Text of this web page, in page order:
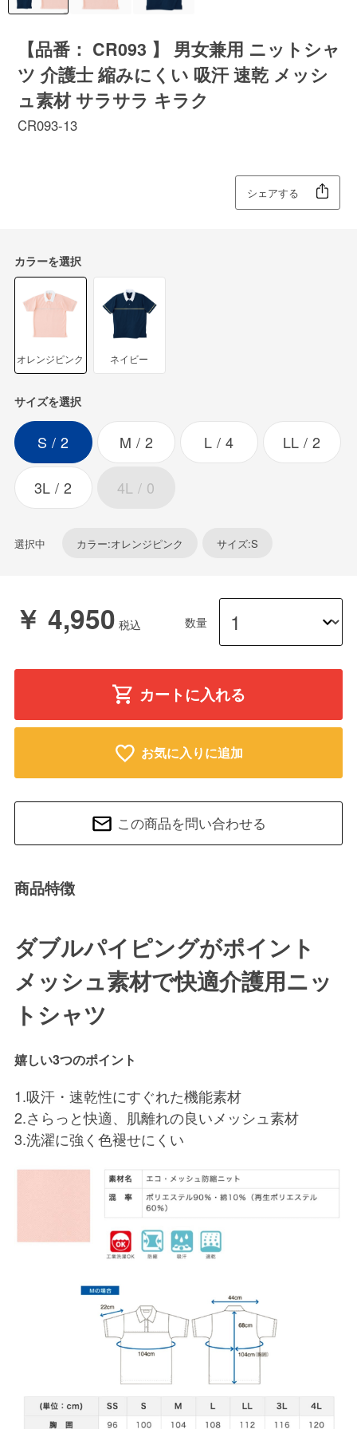
【品番： CR093 】 男女兼用 ニットシャ
ツ 介護士 縮みにくい 吸汗 速乾 メッシ
ュ素材 サラサラ キラク
CR093-13
シェアする
カラーを選択
オレンジピンク ネイビー
サイズを選択
S 2 M 2 L 4 LL 2
3L 2 4L 0
選択中 カラー:オレンジピンク サイズ:S
￥ 4,950 数量
カートに入れる
お気に入りに追加
この商品を問い合わせる
商品特徴
ダブルパイピングがポイント
メッシュ素材で快適介護用ニッ
トシャツ
嬉しい3つのポイント
1.吸汗・速乾性にすぐれた機能素材
2.さらっと快適、肌離れの良いメッシュ素材
3.洗濯に強く色褪せにくい